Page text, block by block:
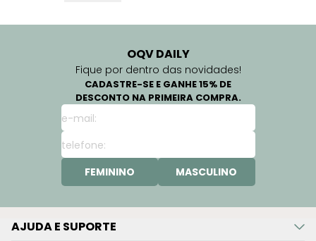
OQV DAILY
Fique por dentro das novidades!
CADASTRE-SE E GANHE 15% DE
DESCONTO NA PRIMEIRA COMPRA.
FEMININO MASCULINO
AJUDA E SUPORTE